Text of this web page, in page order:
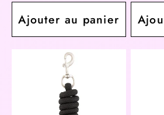
Ajouter au panier